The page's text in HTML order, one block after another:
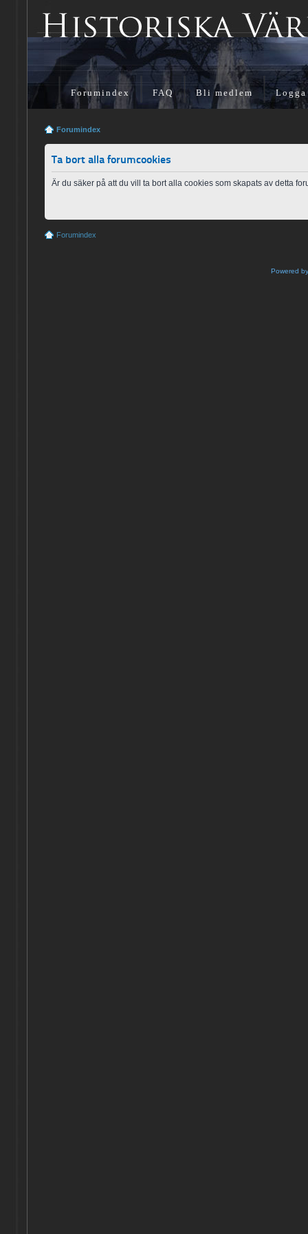
Forumindex FAQ Bli medlem
Forumindex
Ta bort alla forumcookies
Är du säker på att du vill ta bort alla cookies som skapats av detta
Forumindex
Powered